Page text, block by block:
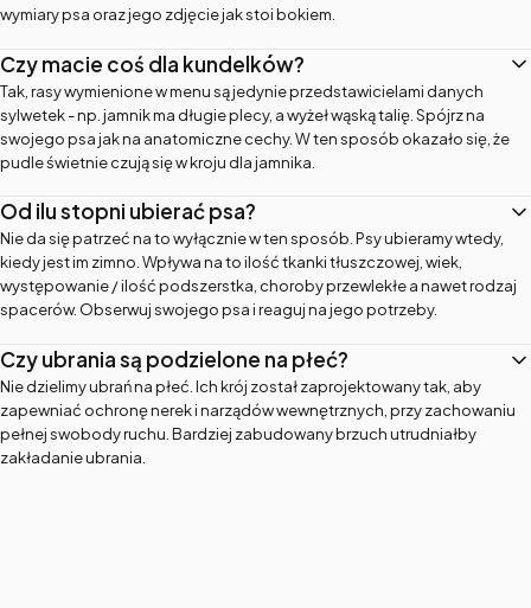
wymiary psa oraz jego zdjęcie jak stoi bokiem.
Czy macie coś dla kundelków?
Tak, rasy wymienione w menu są jedynie przedstawicielami danych
sylwetek - np. jamnik ma długie plecy, a wyżeł wąską talię. Spójrz na
swojego psa jak na anatomiczne cechy. W ten sposób okazało się, że
pudle świetnie czują się w kroju dla jamnika.
Od ilu stopni ubierać psa?
Nie da się patrzeć na to wyłącznie w ten sposób. Psy ubieramy wtedy,
kiedy jest im zimno. Wpływa na to ilość tkanki tłuszczowej, wiek,
występowanie / ilość podszerstka, choroby przewlekłe a nawet rodzaj
spacerów. Obserwuj swojego psa i reaguj na jego potrzeby.
Czy ubrania są podzielone na płeć?
Nie dzielimy ubrań na płeć. Ich krój został zaprojektowany tak, aby
zapewniać ochronę nerek i narządów wewnętrznych, przy zachowaniu
pełnej swobody ruchu. Bardziej zabudowany brzuch utrudniałby
zakładanie ubrania.